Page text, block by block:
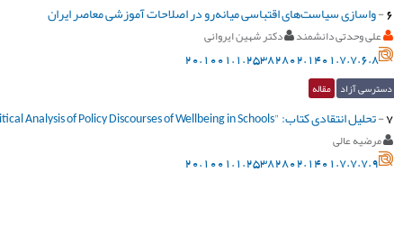
6
-واسازی سیاست‌های اقتباسی میانه‌‌رو در اصلاحات آموزشی معاصر ایران
علی وحدتی دانشمند دکتر شهین ایروانی
20.1001.1.25382802.1401.7.7.6.8
دسترسی آزاد مقاله
7
-تحلیل انتقادی کتاب: "Wellbeing, Equity and Education :A Critical Analysis of Policy Discourses of Wellbeing in Schools" (نوشته جنیفر اسپرات)
مرضیه عالی
20.1001.1.25382802.1401.7.7.7.9